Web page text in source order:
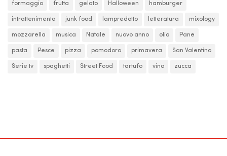
formaggio frutta gelato Halloween hamburger
intrattenimento junk food lampredotto letteratura mixology
mozzarella musica Natale nuovo anno olio Pane
pasta Pesce pizza pomodoro primavera San Valentino
Serie tv spaghetti Street Food tartufo vino zucca